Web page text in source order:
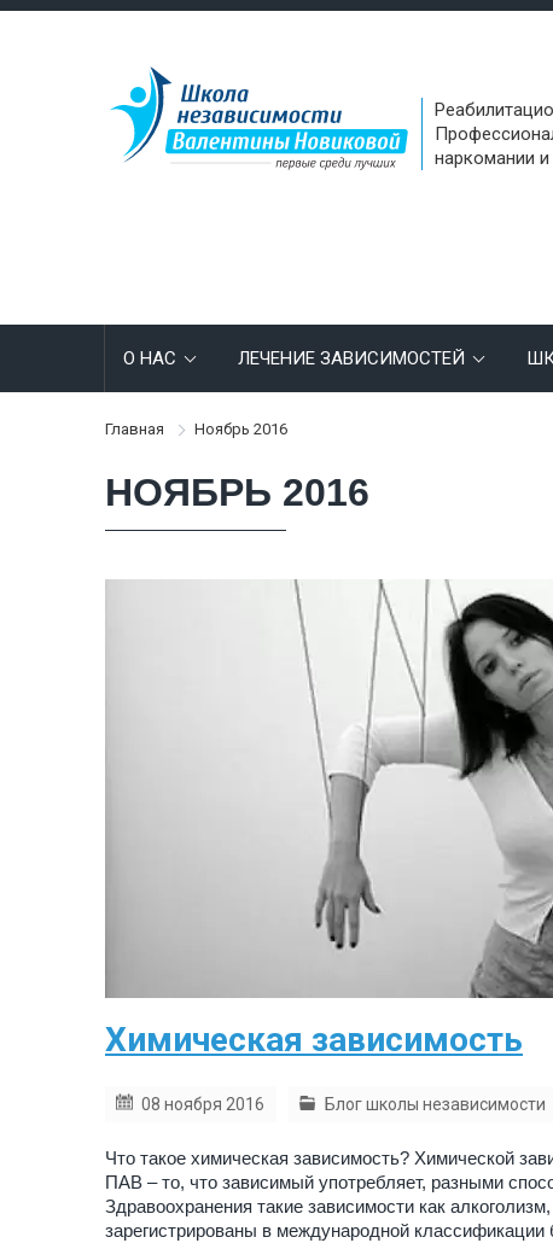
наркомании
О НАС ЛЕЧЕНИЕ ЗАВИСИМОСТЕЙ
Главная Ноябрь 2016
НОЯБРЬ 2016
Химическая зависимость
08 ноября 2016 Блог школы независимости
Что такое химическая зависимость? Химической
ПАВ – то, что зависимый употребляет, разными
Здравоохранения такие зависимости как
зарегистрированы в международной классификации